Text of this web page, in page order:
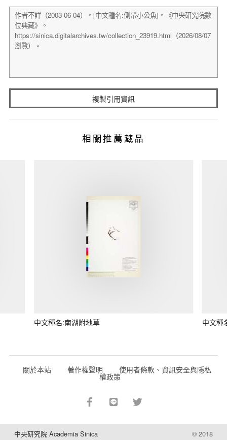
複製引用資訊
相關推薦藏品
中文種名:南湖附地草 中文種
關於本站 著作權聲明 使用者條款、資訊安全與隱私
權政策
中央研究院 Academia Sinica © 2018